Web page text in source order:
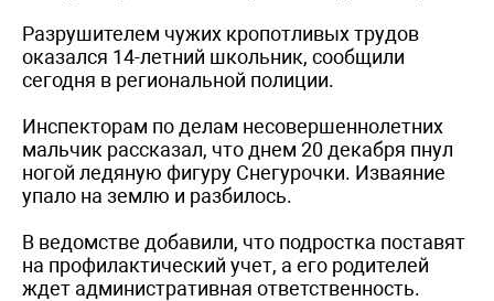
Разрушителем чужих кропотливых трудов
оказался 14-летний школьник, сообщили
сегодня в региональной полиции.
Инспекторам по делам несовершеннолетних
мальчик рассказал, что днем 20 декабря пнул
ногой ледяную фигуру Снегурочки. Изваяние
упало на землю и разбилось.
В ведомстве добавили, что подростка поставят
на профилактический учет, а его родителей
ждет административная ответственность.